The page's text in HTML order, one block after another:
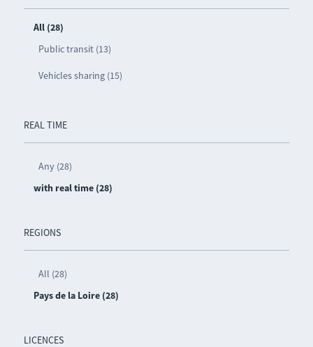
All (28)
Public transit (13)
Vehicles sharing (15)
REAL TIME
Any (28)
with real time (28)
REGIONS
All (28)
Pays de la Loire (28)
LICENCES